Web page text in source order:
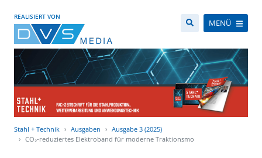
REALISIERT VON
MENÜ
Stahl + Technik Ausgaben
Ausgabe 3 (2025)
CO₂-reduziertes Elektroband für moderne Traktionsmo